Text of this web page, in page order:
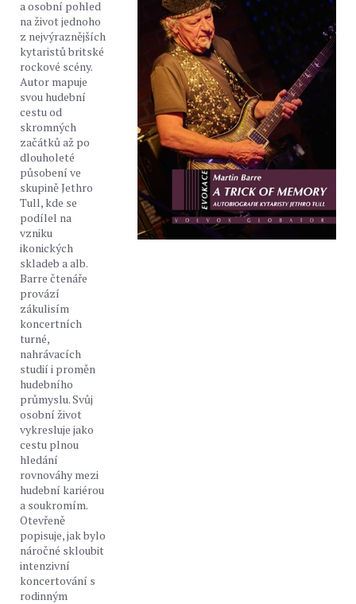
a osobní pohled
na život jednoho
z nejvýraznějších
kytaristů britské
rockové scény.
Autor mapuje
svou hudební
cestu od
skromných
začátků až po
dlouholeté
působení ve
skupině Jethro
Tull, kde se
podílel na
vzniku
ikonických
skladeb a alb.
Barre čtenáře
provází
zákulisím
koncertních
turné,
nahrávacích
studií i proměn
hudebního
průmyslu. Svůj
osobní život
vykresluje jako
cestu plnou
hledání
rovnováhy mezi
hudební kariérou
a soukromím.
Otevřeně
popisuje, jak bylo
náročné skloubit
intenzivní
koncertování s
rodinným